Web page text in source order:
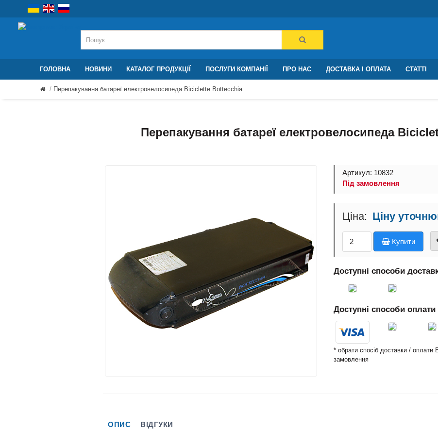
ГОЛОВНА НОВИНИ КАТАЛОГ ПРОДУКЦІЇ ПОСЛУГИ КОМПАНІЇ ПРО НАС ДОСТАВКА І ОПЛАТА СТАТТІ
Перепакування батареї електровелосипеда Biciclette Bottecchia
Перепакування батареї електровелосипеда
Артикул: 10832
Під замовлення
Ціну
Купити
Доступні способи
Доступні способи оплати
* обрати спосіб доставки /
замовлення
ОПИС ВІДГУКИ